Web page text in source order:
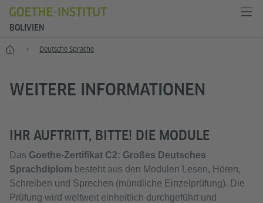
BOLIVIEN
Start Deutsche Sprache
WEITERE INFORMATIONEN
IHR AUFTRITT, BITTE! DIE MODULE
Das Goethe-Zertifikat C2: Großes Deutsches
Sprachdiplom besteht aus den Modulen Lesen, Hören,
Schreiben und Sprechen (mündliche Einzelprüfung). Die
Prüfung wird weltweit einheitlich durchgeführt und